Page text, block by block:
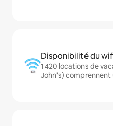
Disponibilité du
1 420 locations de
John's) comprennent